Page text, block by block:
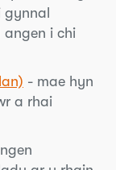
i chi
- mae hyn
a rhai